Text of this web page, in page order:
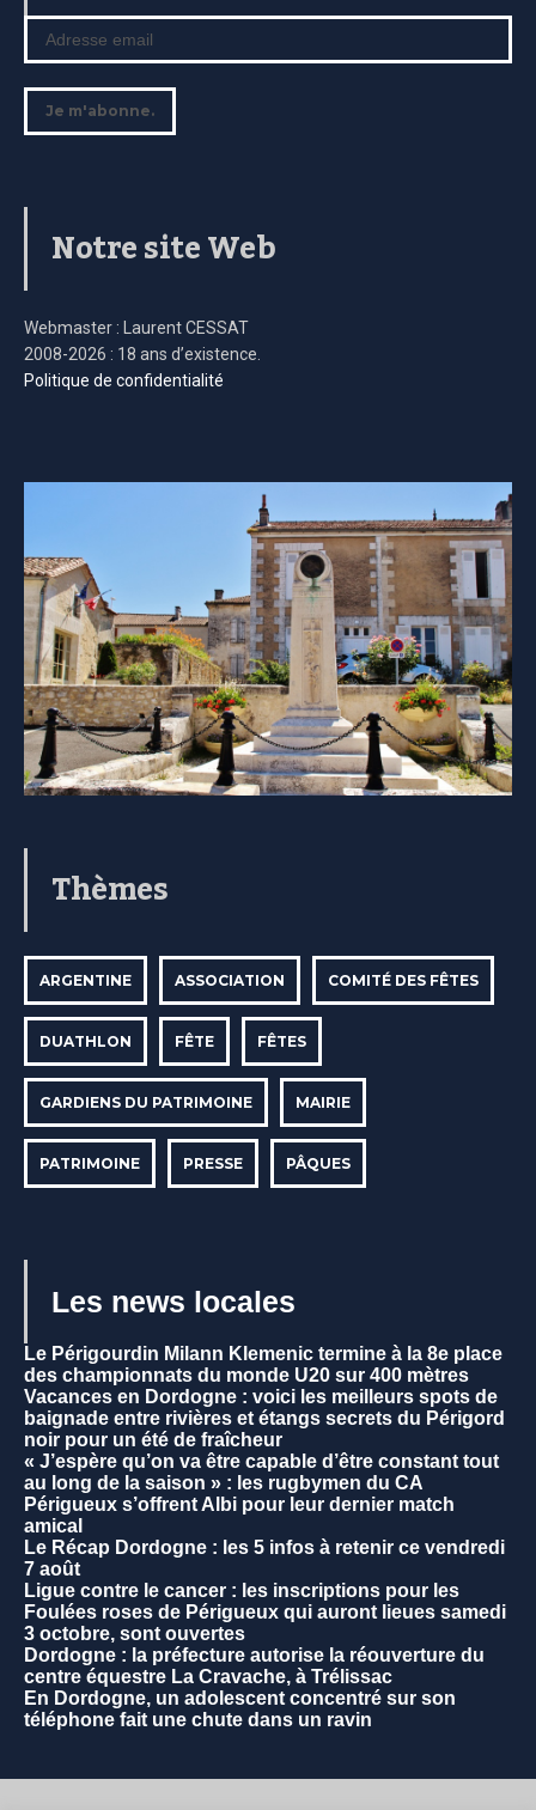
Notre site Web
Webmaster : Laurent CESSAT
2008-2026 : 18 ans d’existence.
Politique de confidentialité
Thèmes
ARGENTINE ASSOCIATION COMITÉ DES FÊTES
DUATHLON FÊTE FÊTES
GARDIENS DU PATRIMOINE MAIRIE
PATRIMOINE PRESSE PÂQUES
Les news locales
Le Périgourdin Milann Klemenic termine à la 8e place
des championnats du monde U20 sur 400 mètres
Vacances en Dordogne : voici les meilleurs spots de
baignade entre rivières et étangs secrets du Périgord
noir pour un été de fraîcheur
« J’espère qu’on va être capable d’être constant tout
au long de la saison » : les rugbymen du CA
Périgueux s’offrent Albi pour leur dernier match
amical
Le Récap Dordogne : les 5 infos à retenir ce vendredi
7 août
Ligue contre le cancer : les inscriptions pour les
Foulées roses de Périgueux qui auront lieues samedi
3 octobre, sont ouvertes
Dordogne : la préfecture autorise la réouverture du
centre équestre La Cravache, à Trélissac
En Dordogne, un adolescent concentré sur son
téléphone fait une chute dans un ravin